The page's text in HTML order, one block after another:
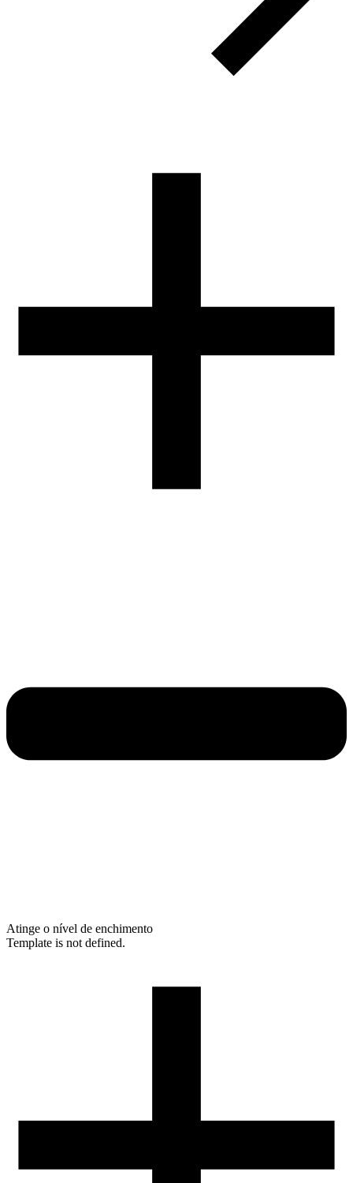
Atinge o nível de enchimento
Template is not defined.